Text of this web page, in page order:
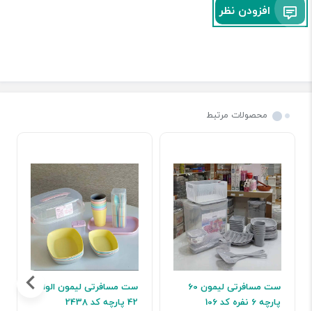
افزودن نظر
محصولات مرتبط
ست مسافرتی لیمون 60
پارچه 6 نفره کد 106
ست مسافرتی لیمون الوان
42 پارچه کد 2438